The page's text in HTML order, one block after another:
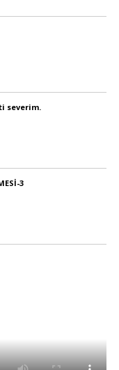
severim.
3